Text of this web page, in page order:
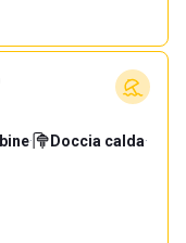
· Doccia calda·